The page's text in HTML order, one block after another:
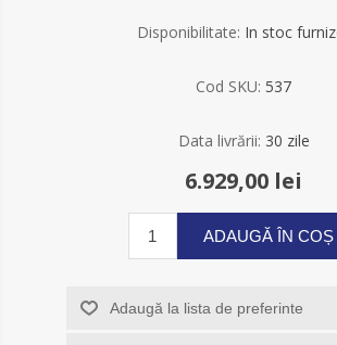
Disponibilitate: In stoc
Cod SKU: 537
Data livrării: 30 zile
6.929,00 lei
ADAUGĂ ÎN COȘ
Adaugă la lista de preferinte